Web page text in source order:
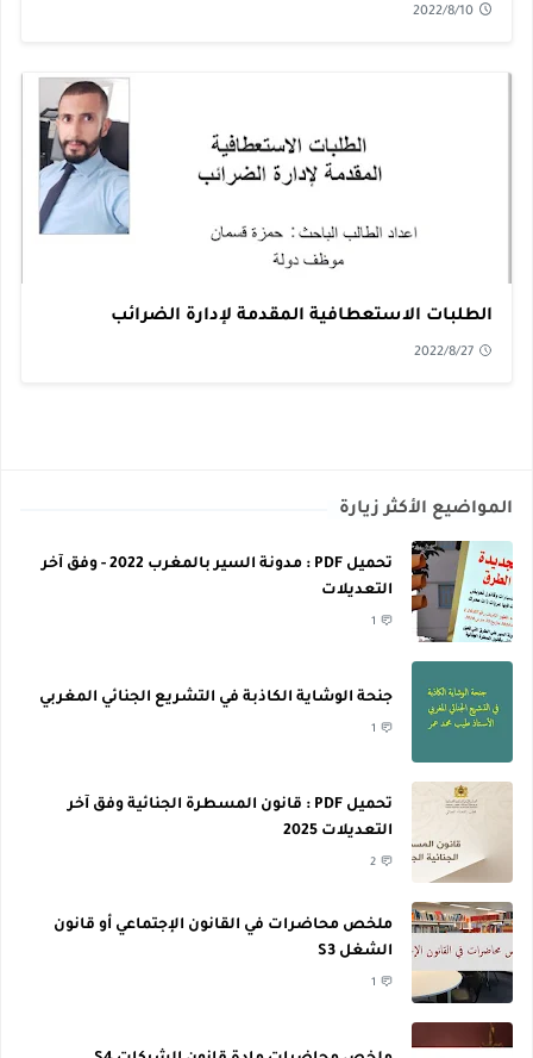
2022/8/10
الطلبات الاستعطافية المقدمة لإدارة الضرائب
2022/8/27
المواضيع الأكثر زيارة
تحميل PDF : مدونة السير بالمغرب 2022 - وفق آخر
التعديلات
1
جنحة الوشاية الكاذبة في التشريع الجنائي المغربي
1
تحميل PDF : قانون المسطرة الجنائية وفق آخر
التعديلات 2025
2
ملخص محاضرات في القانون الإجتماعي أو قانون
الشغل S3
1